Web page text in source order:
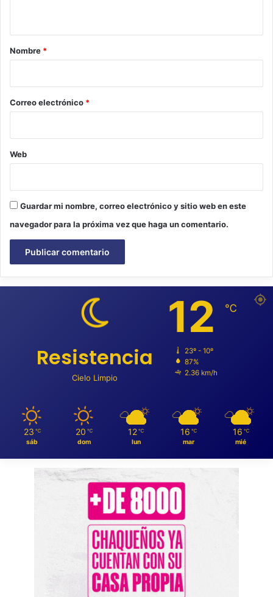
r
*
Nombre *
Correo electrónico *
Web
Guardar mi nombre, correo electrónico y sitio web en este
navegador para la próxima vez que haga un comentario.
Resistencia
Cielo Limpio
12 ℃
23º - 10º
87%
2.36 km/h
23 ℃
sáb
20 ℃
dom
12 ℃
lun
16 ℃
mar
16 ℃
mié